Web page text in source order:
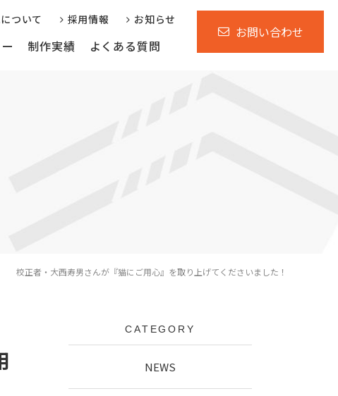
ついて 採用情報 お知らせ
広報誌
制作実績 よくある質問
お問い合わせ
校正者・大西寿男さんが『猫にご用心』を取り上げてくださいました！
CATEGORY
NEWS